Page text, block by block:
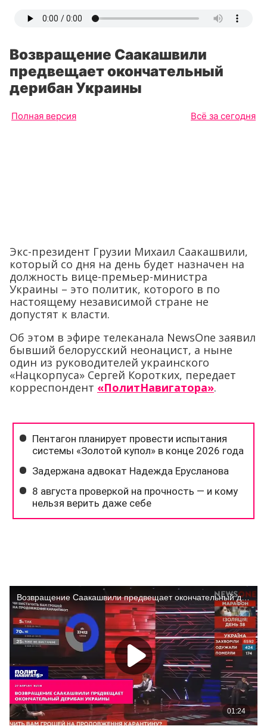
Возвращение Саакашвили
предвещает окончательный
дерибан Украины
Полная версия Всё за сегодня
Экс-президент Грузии Михаил Саакашвили,
который со дня на день будет назначен на
должность вице-премьер-министра
Украины – это политик, которого в по
настоящему независимой стране не
допустят к власти.
Об этом в эфире телеканала NewsOne заявил
бывший белорусский неонацист, а ныне
один из руководителей украинского
«Нацкорпуса» Сергей Коротких, передает
корреспондент «ПолитНавигатора».